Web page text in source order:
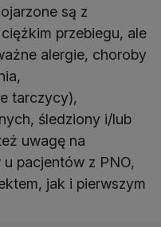
są z
przebiegu, ale
alergie, choroby
tarczycy),
śledziony i/lub
uwagę na
pacjentów z PNO,
jak i pierwszym